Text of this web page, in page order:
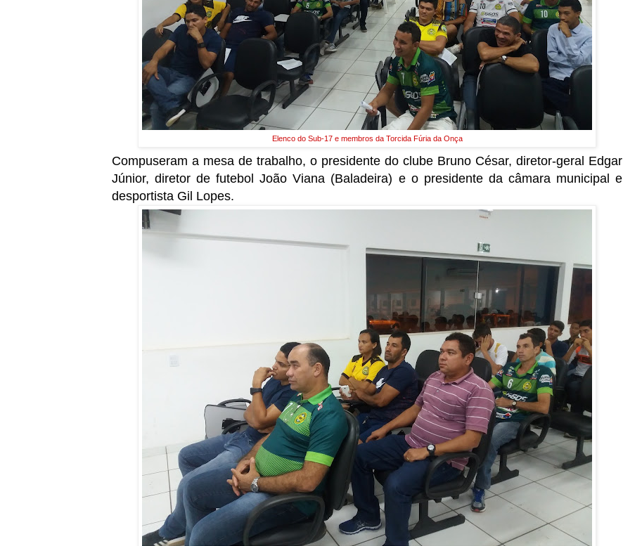
Elenco do Sub-17 e membros da Torcida Fúria da Onça
Compuseram a mesa de trabalho, o presidente do clube Bruno César, diretor-geral Edgar
Júnior, diretor de futebol João Viana (Baladeira) e o presidente da câmara municipal e
desportista Gil Lopes.